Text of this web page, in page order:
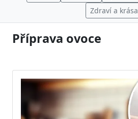
Zdraví a krása
Příprava ovoce